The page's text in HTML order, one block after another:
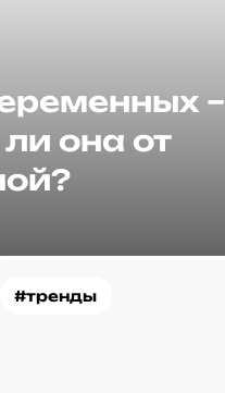
–
она от
#тренды